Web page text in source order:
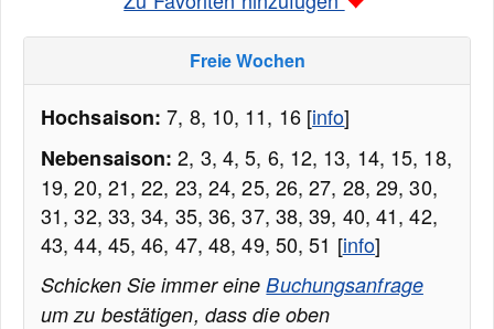
Freie Wochen
Hochsaison: 7, 8, 10, 11, 16 [info]
Nebensaison: 2, 3, 4, 5, 6, 12, 13, 14, 15, 18,
19, 20, 21, 22, 23, 24, 25, 26, 27, 28, 29, 30,
31, 32, 33, 34, 35, 36, 37, 38, 39, 40, 41, 42,
43, 44, 45, 46, 47, 48, 49, 50, 51 [info]
Schicken Sie immer eineBuchungsanfrage
um zu bestätigen, dass die oben